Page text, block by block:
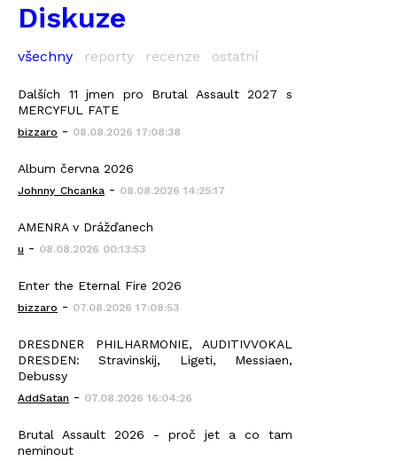
Diskuze
všechny reporty recenze ostatní
Dalších 11 jmen pro Brutal Assault 2027 s
MERCYFUL FATE
bizzaro - 08.08.2026 17:08:38
Album června 2026
Johnny_Chcanka - 08.08.2026 14:25:17
AMENRA v Drážďanech
u - 08.08.2026 00:13:53
Enter the Eternal Fire 2026
bizzaro - 07.08.2026 17:08:53
DRESDNER PHILHARMONIE, AUDITIVVOKAL
DRESDEN: Stravinskij, Ligeti, Messiaen,
Debussy
AddSatan - 07.08.2026 16:04:26
Brutal Assault 2026 - proč jet a co tam
neminout